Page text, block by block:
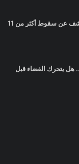
مجزرة في الجنوب: مصادر تكشف عن سقوط أكثر من 11
هل يتحرك القضاء قبل